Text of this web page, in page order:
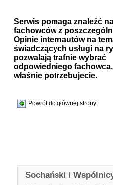
Serwis pomaga znaleźć
fachowców z
Opinie internautów na
świadczących usługi na
pozwalają trafnie wybrać
odpowiedniego
właśnie potrzebujecie.
Powrót do głównej strony
Sochański i